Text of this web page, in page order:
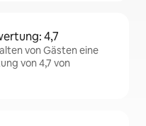
4,7
von Gästen eine
von 4,7 von